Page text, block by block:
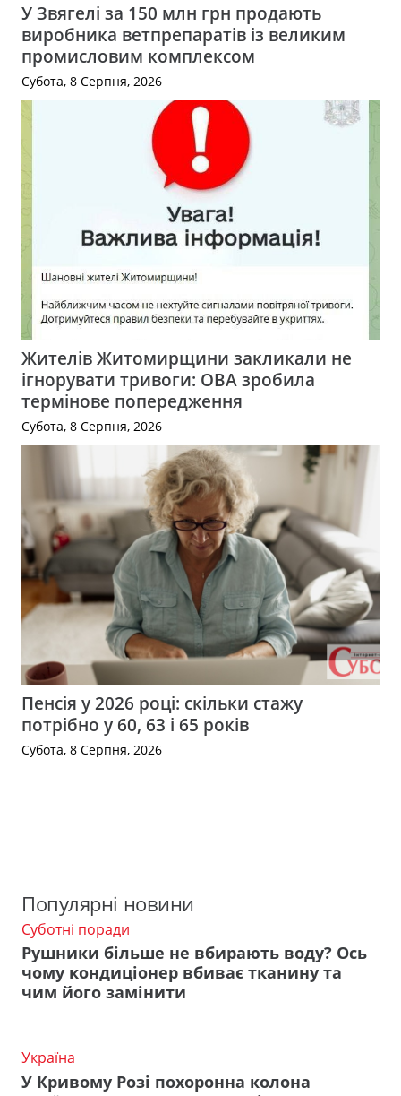
У Звягелі за 150 млн грн продають
виробника ветпрепаратів із великим
промисловим комплексом
Субота, 8 Серпня, 2026
Жителів Житомирщини закликали не
ігнорувати тривоги: ОВА зробила
термінове попередження
Субота, 8 Серпня, 2026
Пенсія у 2026 році: скільки стажу
потрібно у 60, 63 і 65 років
Субота, 8 Серпня, 2026
Популярні новини
Суботні поради
Рушники більше не вбирають воду? Ось
чому кондиціонер вбиває тканину та
чим його замінити
Україна
У Кривому Розі похоронна колона